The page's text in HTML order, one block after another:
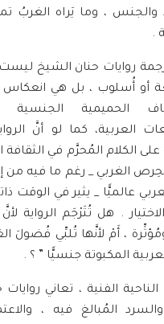
، وما يَراه الغربُ
.
روايات حنان الشيخ
أو أُسلوب ، بل هي انعكاس
الحميمية الجنسية
العربية، كما لو أنَّ
الكلام المُحرَّم في الثقافة
الغربي _ رغم ما فيه من
عالميًّا _ يثير في الوقت
. هل تُتَرْجَم الرواية
، أَمْ لأنَّها تُلبِّي فُضولَ
المكبوتة جنسيًّا ” ؟ .
الفنية ، تعاني
والسرد المُبالغ فيه ،